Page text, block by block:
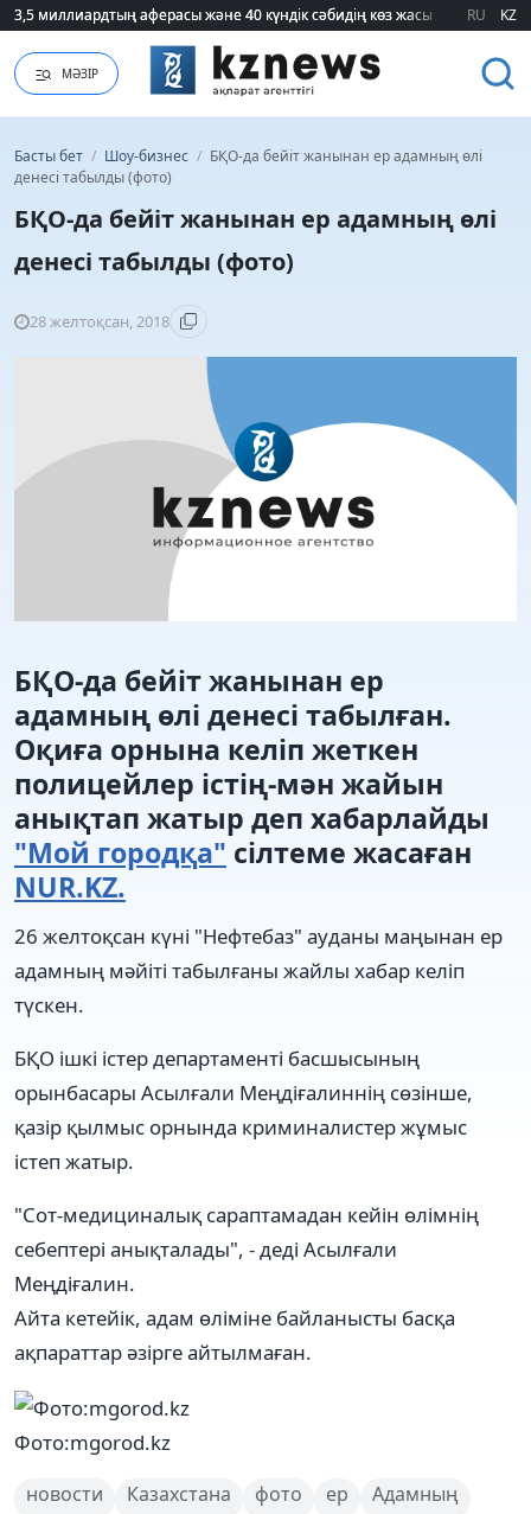
3,5 миллиардтың аферасы және 40 күндік сәбидің көз жасы:
3,5 миллиардтың аферасы және 40 күндік сәбидің көз жасы: RU KZ
МӘЗІР
Басты бет / Шоу-бизнес / БҚО-да бейіт жанынан ер адамның өлі
денесі табылды (фото)
БҚО-да бейіт жанынан ер адамның өлі
денесі табылды (фото)
28 желтоқсан, 2018
БҚО-да бейіт жанынан ер
адамның өлі денесі табылған.
Оқиға орнына келіп жеткен
полицейлер істің-мән жайын
анықтап жатыр деп хабарлайды
"Мой городқа" сілтеме жасаған
NUR.KZ.
26 желтоқсан күні "Нефтебаз" ауданы маңынан ер
адамның мәйіті табылғаны жайлы хабар келіп
түскен.
БҚО ішкі істер департаменті басшысының
орынбасары Асылғали Меңдіғалиннің сөзінше,
қазір қылмыс орнында криминалистер жұмыс
істеп жатыр.
"Сот-медициналық сараптамадан кейін өлімнің
себептері анықталады", - деді Асылғали
Меңдіғалин.
Айта кетейік, адам өліміне байланысты басқа
ақпараттар әзірге айтылмаған.
Фото:mgorod.kz
новости Казахстана фото ер
Адамның